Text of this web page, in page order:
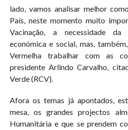
lado, vamos analisar melhor
País, neste momento muito
Vacinação, a necessidade
económica e social, mas,
Vermelha trabalhar com as
presidente Arlindo Carvalho,
Verde (RCV).
Afora os temas já apontados,
mesa, os grandes projectos
Humanitária e que se prendem